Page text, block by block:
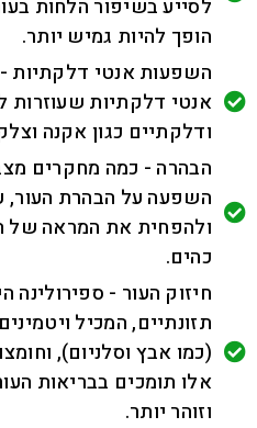
לסייע בשיפור הלחות
הופך להיות גמיש יותר.
השפעות אנטי דלקתיות -
אנטי דלקתיות שעוזרות
ודלקתיים כגון אקנה
הבהרה - כמה מחקרים
השפעה על הבהרת העור,
ולהפחית את המראה של
כהים.
חיזוק העור - ספירולינה
(כמו אבץ וסלניום),
אלו תומכים בבריאות
וזוהר יותר.